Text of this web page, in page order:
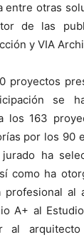
entre otras
de las
y VIA
proyectos
se
los 163
por los 90
ha
como ha
profesional al
A+ al
al